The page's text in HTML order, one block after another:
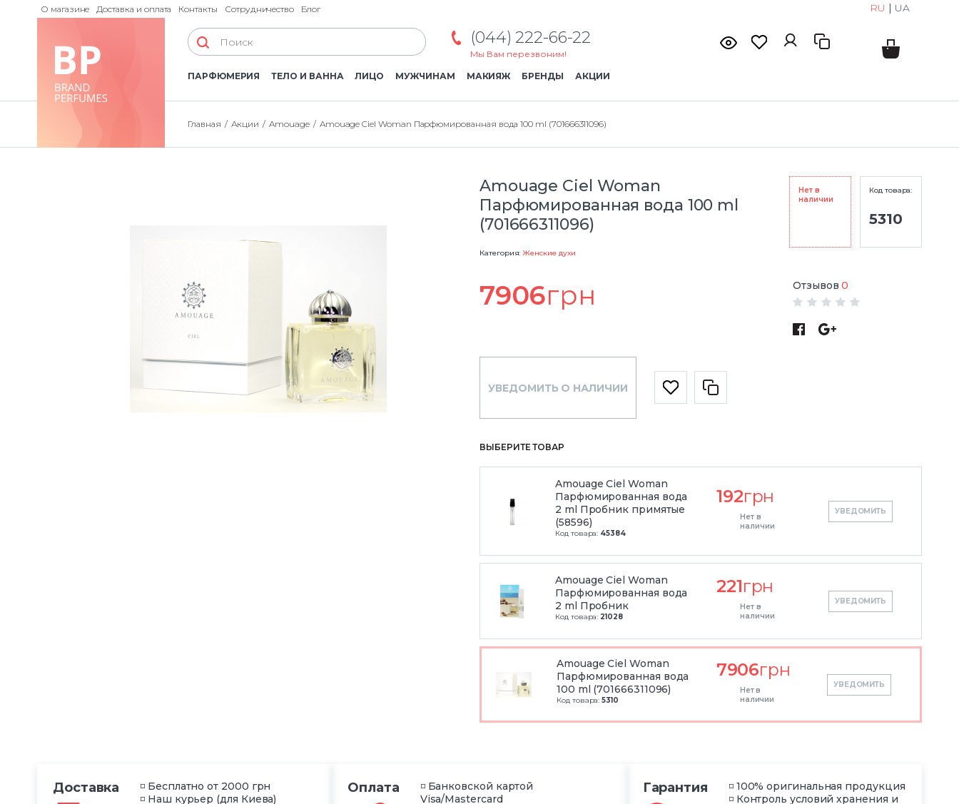
О магазине Доставка и оплата Контакты Сотрудничество Блог RU | UA
(044) 222-66-22
Мы Вам перезвоним!
ПАРФЮМЕРИЯ ТЕЛО И ВАННА ЛИЦО МУЖЧИНАМ МАКИЯЖ БРЕНДЫ АКЦИИ
Главная Акции Amouage Amouage Ciel Woman Парфюмированная вода 100 ml (701666311096)
Amouage Ciel Woman
Парфюмированная вода 100 ml
(701666311096)
Категория: Женские духи
Нет в
наличии
Код товара:
5310
7906грн Отзывов 0
УВЕДОМИТЬ О НАЛИЧИИ
ВЫБЕРИТЕ ТОВАР
Amouage Ciel Woman
Парфюмированная вода
2 ml Пробник примятые
(58596)
Код товара: 45384
192грн
Нет в
наличии
УВЕДОМИТЬ
Amouage Ciel Woman
Парфюмированная вода
2 ml Пробник
Код товара: 21028
221грн
Нет в
наличии
УВЕДОМИТЬ
Amouage Ciel Woman
Парфюмированная вода
100 ml (701666311096)
Код товара: 5310
7906грн
Нет в
наличии
УВЕДОМИТЬ
Доставка
◽ Бесплатно от 2000 грн
◽ Наш курьер (для Киева)
Оплата
◽ Банковской картой
Visa/Mastercard
Гарантия
◽ 100% оригинальная продукция
◽ Контроль условий хранения и